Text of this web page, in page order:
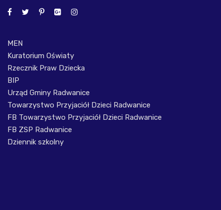
MEN
Kuratorium Oświaty
Rzecznik Praw Dziecka
BIP
Urząd Gminy Radwanice
Towarzystwo Przyjaciół Dzieci Radwanice
FB Towarzystwo Przyjaciół Dzieci Radwanice
FB ZSP Radwanice
Dziennik szkolny